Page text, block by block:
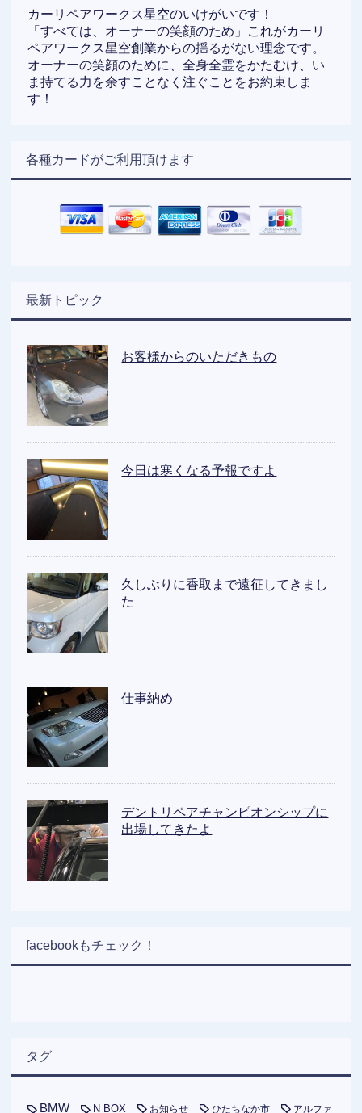
カーリペアワークス星空のいけがいです！
「すべては、オーナーの笑顔のため」これがカーリ
ペアワークス星空創業からの揺るがない理念です。
オーナーの笑顔のために、全身全霊をかたむけ、い
ま持てる力を余すことなく注ぐことをお約束しま
す！
各種カードがご利用頂けます
最新トピック
お客様からのいただきもの
今日は寒くなる予報ですよ
久しぶりに香取まで遠征してきまし
た
仕事納め
デントリペアチャンピオンシップに
出場してきたよ
facebookもチェック！
タグ
BMW N BOX お知らせ ひたちなか市 アルファ